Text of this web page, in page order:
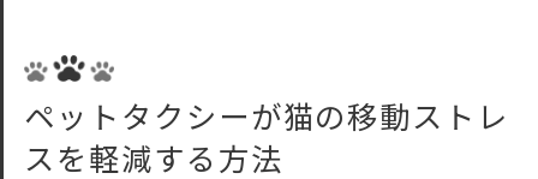
ペットタクシーが猫の移動ストレ
スを軽減する方法